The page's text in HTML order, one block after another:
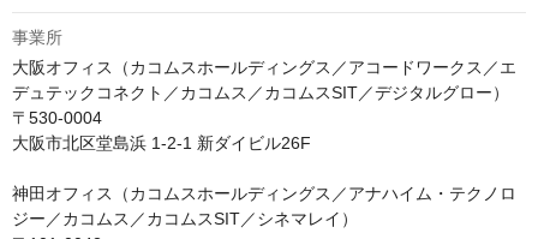
事業所
大阪オフィス（カコムスホールディングス／アコードワークス／エ
デュテックコネクト／カコムス／カコムスSIT／デジタルグロー）
〒530-0004
大阪市北区堂島浜 1-2-1 新ダイビル26F
神田オフィス（カコムスホールディングス／アナハイム・テクノロ
ジー／カコムス／カコムスSIT／シネマレイ）